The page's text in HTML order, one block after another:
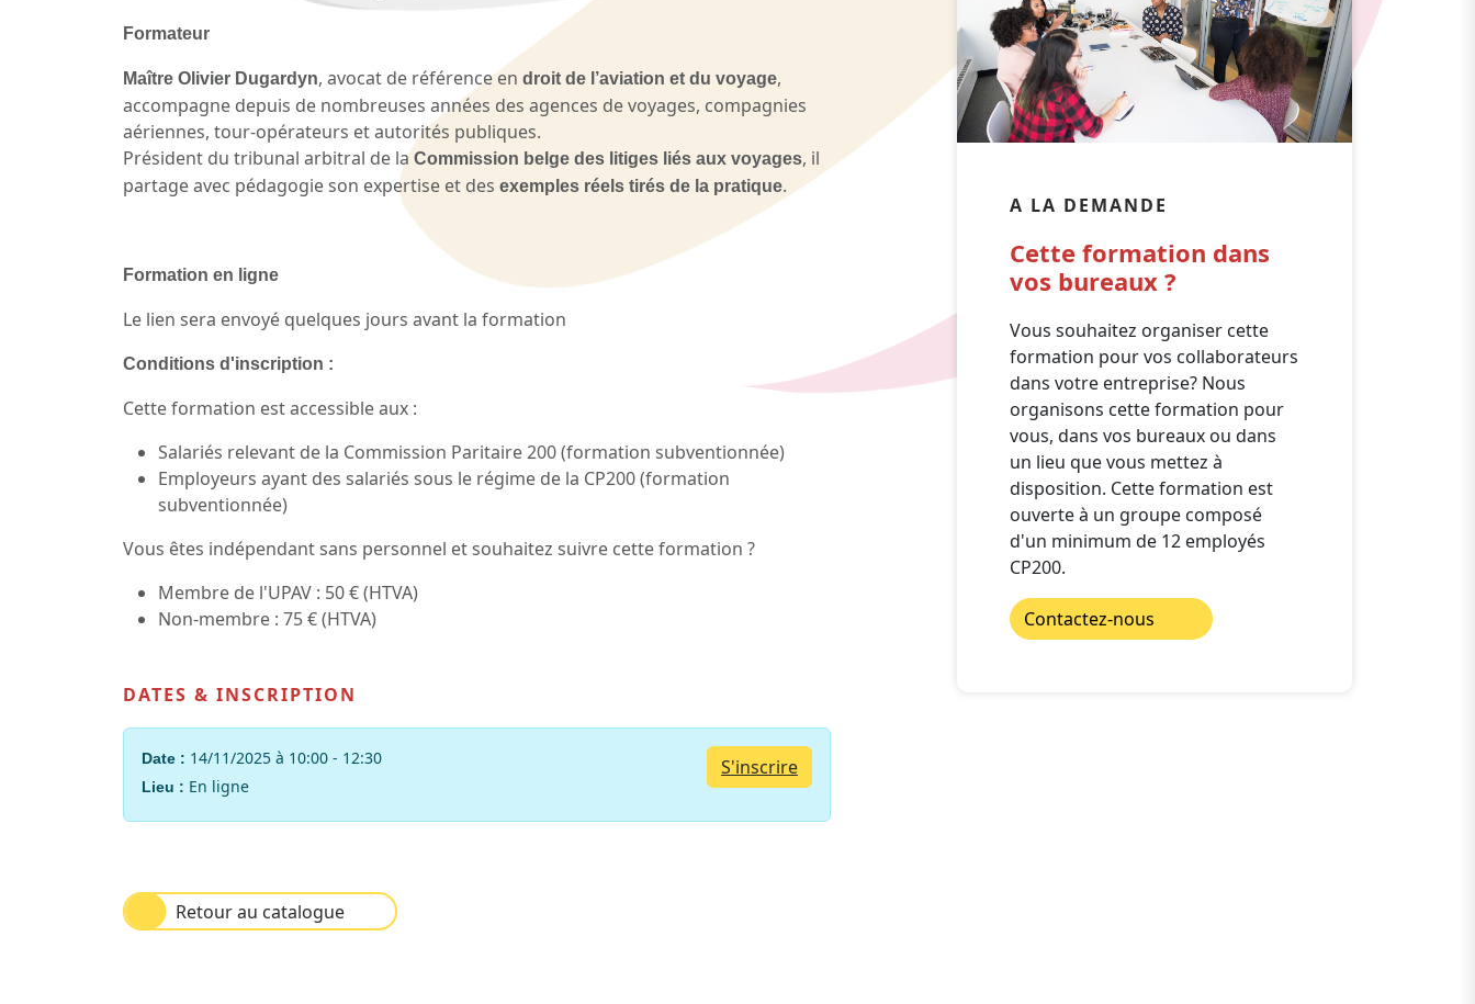
Formateur
Maître Olivier Dugardyn, avocat de référence en droit de l’aviation et du voyage,
accompagne depuis de nombreuses années des agences de voyages, compagnies
aériennes, tour-opérateurs et autorités publiques.
Président du tribunal arbitral de laCommission belge des litiges liés aux voyages, il
partage avec pédagogie son expertise et des exemples réels tirés de la pratique.
Formation en ligne
Le lien sera envoyé quelques jours avant la formation
Conditions d'inscription :
Cette formation est accessible aux :
Salariés relevant de la Commission Paritaire 200 (formation subventionnée)
Employeurs ayant des salariés sous le régime de la CP200 (formation
subventionnée)
Vous êtes indépendant sans personnel et souhaitez suivre cette formation ?
Membre de l'UPAV : 50 € (HTVA)
Non-membre : 75 € (HTVA)
DATES & INSCRIPTION
Date : 14/11/2025 à 10:00 - 12:30
Lieu : En ligne
S'inscrire
A LA DEMANDE
Cette formation dans
vos bureaux ?
Vous souhaitez organiser cette
formation pour vos collaborateurs
dans votre entreprise? Nous
organisons cette formation pour
vous, dans vos bureaux ou dans
un lieu que vous mettez à
disposition. Cette formation est
ouverte à un groupe composé
d'un minimum de 12 employés
CP200.
Contactez-nous
Retour au catalogue